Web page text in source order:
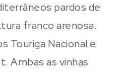
pardos de
franco arenosa.
Touriga Nacional e
Ambas as vinhas